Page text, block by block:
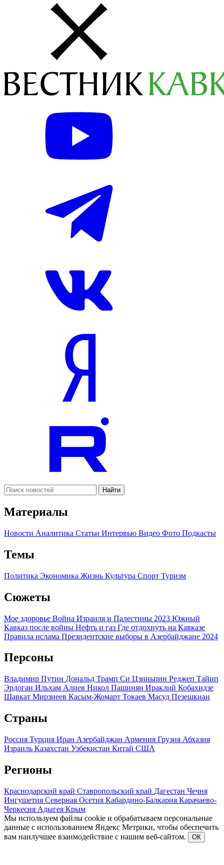
Найти
Материалы
Новости Аналитика Статьи Интервью Видео Фото Подкасты
Темы
Политика Экономика Жизнь Культура Спорт Туризм
Сюжеты
Мое здоровье Война Израиля и Палестины 2023 Южный
Кавказ после войны Нефть и газ Где отдохнуть на Кавказе
Правила ислама Президентские выборы в Азербайджане 2024
Персоны
Владимир Путин Дональд Трамп Си Цзиньпин Реджеп Тайип
Эрдоган Ильхам Алиев Никол Пашинян Ираклий Кобахидзе
Шавкат Мирзиеев Касым-Жомарт Токаев Масуд Пезешкиан
Страны
Россия Турция Иран Азербайджан Армения Грузия Абхазия
Израиль Казахстан Узбекистан Китай США
Регионы
Краснодарский край Ставропольский край Дагестан Чечня
Ингушетия Северная Осетия Кабардино-Балкария Карачаево-
Черкесия Адыгея Крым
Мы используем файлы cookie и обрабатываем персональные
данные с использованием Яндекс Метрики, чтобы обеспечить
вам наилучшее взаимодействие с нашим веб-сайтом.
ОК